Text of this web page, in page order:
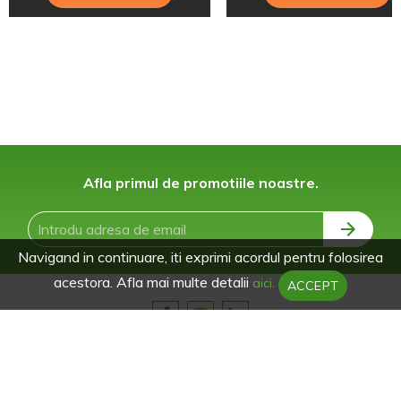
Afla primul de promotiile noastre.
Navigand in continuare, iti exprimi acordul pentru folosirea
acestora. Afla mai multe detalii aici. ACCEPT